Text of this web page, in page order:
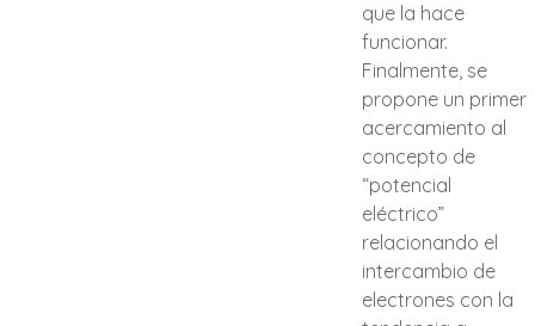
que la hace
funcionar.
Finalmente, se
propone un primer
acercamiento al
concepto de
“potencial
eléctrico”
relacionando el
intercambio de
electrones con la